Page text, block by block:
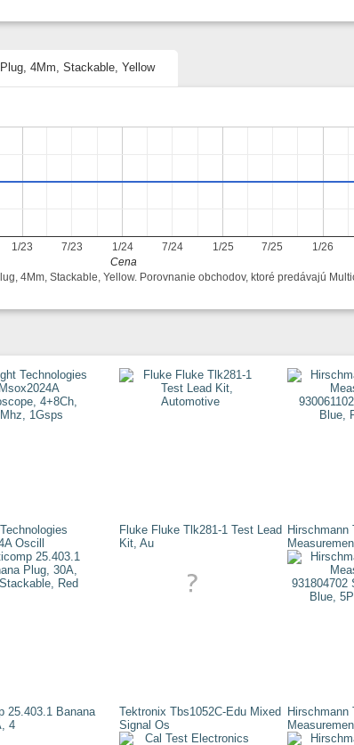
4Mm, Stackable, Yellow
1/23 1/24 1/25 1/26
7/23 7/24 7/25
Cena
4Mm, Stackable, Yellow. Porovnanie obchodov, ktoré predávajú
Oscill
Fluke Fluke Tlk281-1 Test Lead
Kit, Au
Hirschmann
25.403.1 Banana
4
Tektronix Tbs1052C-Edu Mixed
Signal Os
Hirschmann